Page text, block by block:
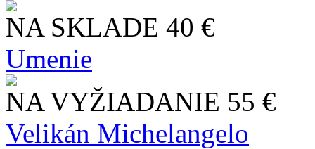
NA SKLADE 40 €
Umenie
NA VYŽIADANIE 55 €
Velikán Michelangelo